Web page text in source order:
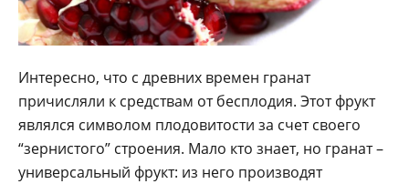
Интересно, что с древних времен гранат
причисляли к средствам от бесплодия. Этот фрукт
являлся символом плодовитости за счет своего
“зернистого” строения. Мало кто знает, но гранат –
универсальный фрукт: из него производят